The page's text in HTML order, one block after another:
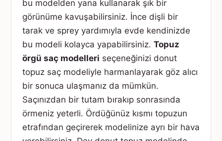
bu modelden yana kullanarak şık bir
görünüme kavuşabilirsiniz. İnce dişli bir
tarak ve sprey yardımıyla evde kendinizde
bu modeli kolayca yapabilirsiniz. Topuz
örgü saç modelleri seçeneğinizi donut
topuz saç modeliyle harmanlayarak göz alıcı
bir sonuca ulaşmanız da mümkün.
Saçınızdan bir tutam bırakıp sonrasında
örmeniz yeterli. Ördüğünüz kısmı topuzun
etrafından geçirerek modelinize ayrı bir hava